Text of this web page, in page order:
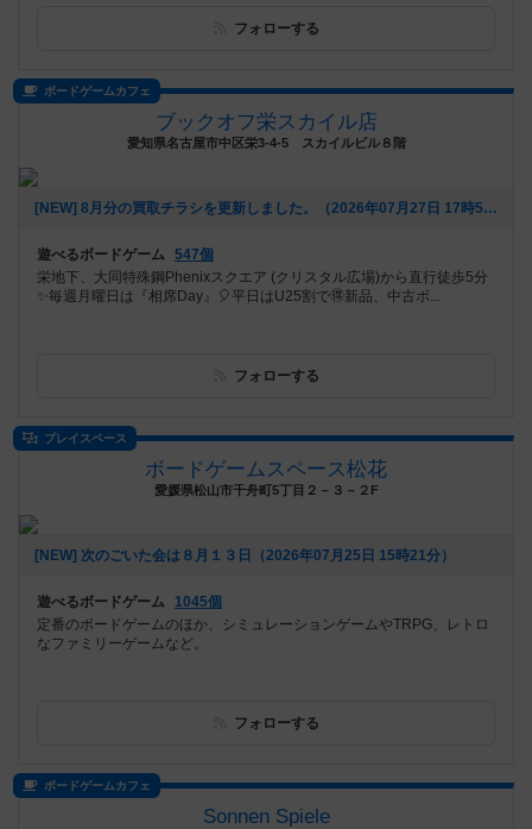
フォローする
ボードゲームカフェ
ブックオフ栄スカイル店
愛知県名古屋市中区栄3-4-5 スカイルビル８階
[NEW] 8月分の買取チラシを更新しました。（2026年07月27日 17時53分）
遊べるボードゲーム 547個
栄地下、大同特殊鋼Phenixスクエア (クリスタル広場)から直行徒歩5分
✨毎週月曜日は『相席Day』🎈平日はU25割で🉐新品、中古ボ...
フォローする
プレイスペース
ボードゲームスペース松花
愛媛県松山市千舟町5丁目２－３－２F
[NEW] 次のごいた会は８月１３日（2026年07月25日 15時21分）
遊べるボードゲーム
1045個
定番のボードゲームのほか、シミュレーションゲームやTRPG、レトロ
なファミリーゲームなど。
フォローする
ボードゲームカフェ
Sonnen Spiele